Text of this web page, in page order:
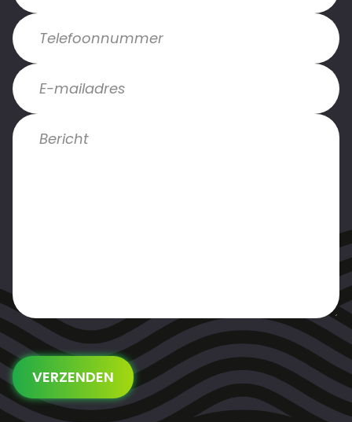
VERZENDEN